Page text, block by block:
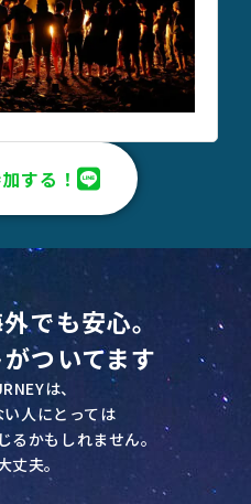
する！
でも安心。
ついてます
は、
人にとっては
るかもしれません。
丈夫。